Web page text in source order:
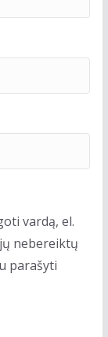
vardą, el.
nebereiktų
parašyti